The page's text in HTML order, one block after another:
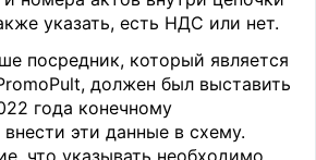
указать, есть НДС или нет.
посредник, который является
должен был выставить
года конечному
эти данные в схему.
что указывать необходимо